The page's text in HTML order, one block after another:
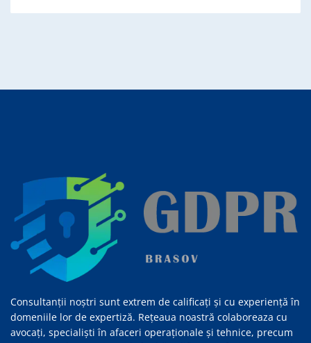
Consultanții noștri sunt extrem de calificați și cu experiență în
domeniile lor de expertiză. Rețeaua noastră colaboreaza cu
avocați, specialiști în afaceri operaționale și tehnice, precum